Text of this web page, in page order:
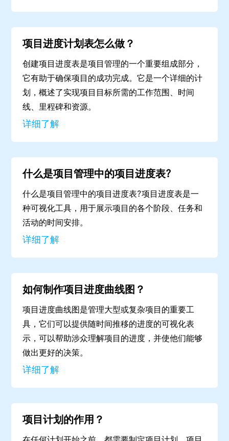
项目进度计划表怎么做？
创建项目进度表是项目管理的一个重要组成部分，
它有助于确保项目的成功完成。它是一个详细的计
划，概述了实现项目目标所需的工作范围、时间
线、里程碑和资源。
详细了解
什么是项目管理中的项目进度表?
什么是项目管理中的项目进度表?项目进度表是一
种可视化工具，用于展示项目的各个阶段、任务和
活动的时间安排。
详细了解
如何制作项目进度曲线图？
项目进度曲线图是管理大型或复杂项目的重要工
具，它们可以提供随时间推移的进度的可视化表
示，可以帮助涉众理解项目的进度，并使他们能够
做出更好的决策。
详细了解
项目计划的作用？